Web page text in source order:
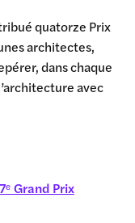
quatorze Prix
architectes,
dans chaque
avec
Grand Prix